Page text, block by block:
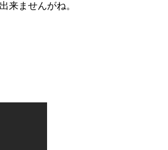
来ませんがね。